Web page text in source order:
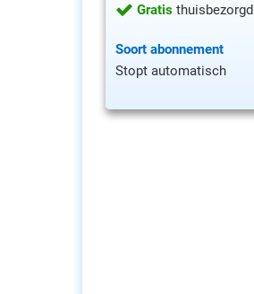
Gratis thuisbezorgd
Soort abonnement
Stopt automatisch